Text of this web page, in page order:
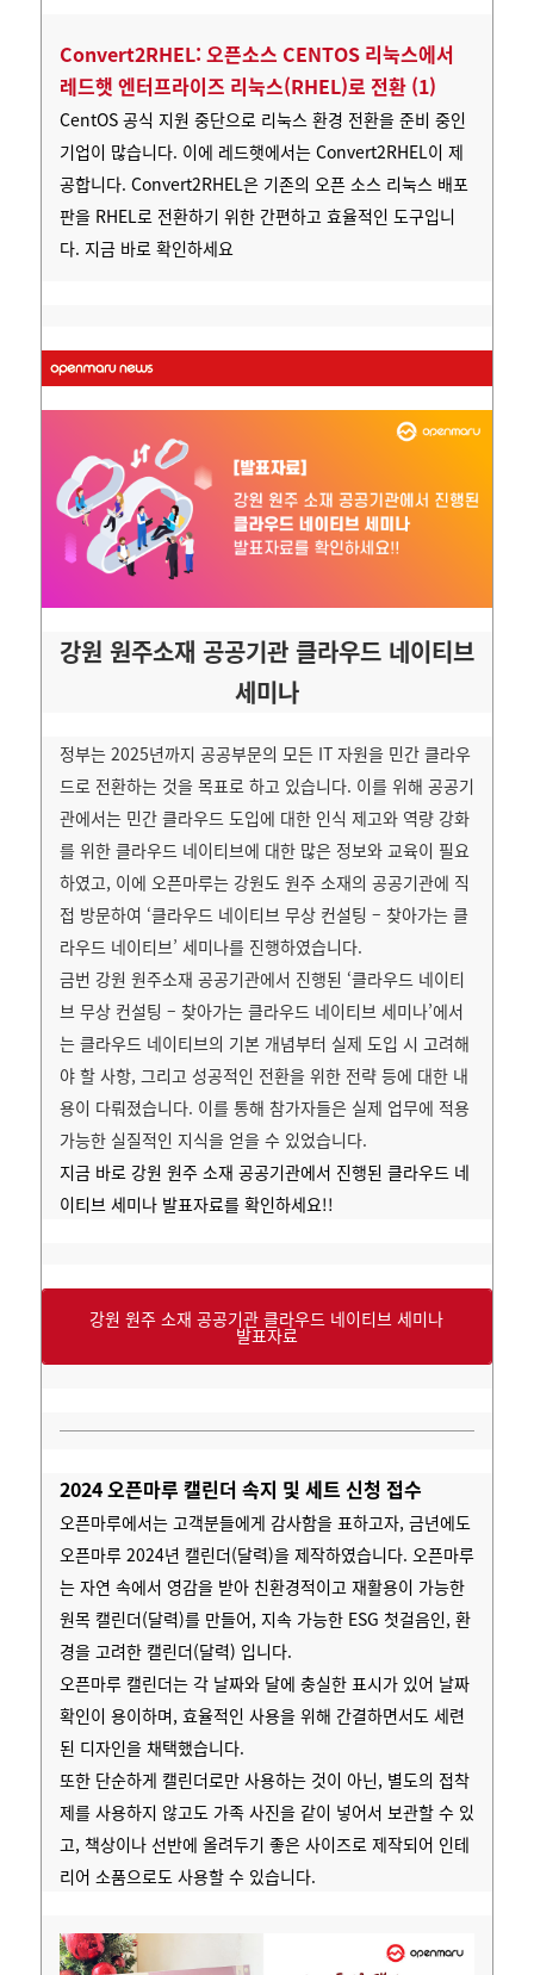
Convert2RHEL: 오픈소스 CENTOS 리눅스에서
레드햇 엔터프라이즈 리눅스(RHEL)로 전환 (1)
CentOS 공식 지원 중단으로 리눅스 환경 전환을 준비 중인
기업이 많습니다. 이에 레드햇에서는 Convert2RHEL이 제
공합니다. Convert2RHEL은 기존의 오픈 소스 리눅스 배포
판을 RHEL로 전환하기 위한 간편하고 효율적인 도구입니
다. 지금 바로 확인하세요
강원 원주소재 공공기관 클라우드 네이티브
세미나
정부는 2025년까지 공공부문의 모든 IT 자원을 민간 클라우
드로 전환하는 것을 목표로 하고 있습니다. 이를 위해 공공기
관에서는 민간 클라우드 도입에 대한 인식 제고와 역량 강화
를 위한 클라우드 네이티브에 대한 많은 정보와 교육이 필요
하였고, 이에 오픈마루는 강원도 원주 소재의 공공기관에 직
접 방문하여 ‘클라우드 네이티브 무상 컨설팅 – 찾아가는 클
라우드 네이티브’ 세미나를 진행하였습니다.
금번 강원 원주소재 공공기관에서 진행된 ‘클라우드 네이티
브 무상 컨설팅 – 찾아가는 클라우드 네이티브 세미나’에서
는 클라우드 네이티브의 기본 개념부터 실제 도입 시 고려해
야 할 사항, 그리고 성공적인 전환을 위한 전략 등에 대한 내
용이 다뤄졌습니다. 이를 통해 참가자들은 실제 업무에 적용
가능한 실질적인 지식을 얻을 수 있었습니다.
지금 바로 강원 원주 소재 공공기관에서 진행된 클라우드 네
이티브 세미나 발표자료를 확인하세요!!
강원 원주 소재 공공기관 클라우드 네이티브 세미나
발표자료
2024 오픈마루 캘린더 속지 및 세트 신청 접수
오픈마루에서는 고객분들에게 감사함을 표하고자, 금년에도
오픈마루 2024년 캘린더(달력)을 제작하였습니다. 오픈마루
는 자연 속에서 영감을 받아 친환경적이고 재활용이 가능한
원목 캘린더(달력)를 만들어, 지속 가능한 ESG 첫걸음인, 환
경을 고려한 캘린더(달력) 입니다.
오픈마루 캘린더는 각 날짜와 달에 충실한 표시가 있어 날짜
확인이 용이하며, 효율적인 사용을 위해 간결하면서도 세련
된 디자인을 채택했습니다.
또한 단순하게 캘린더로만 사용하는 것이 아닌, 별도의 접착
제를 사용하지 않고도 가족 사진을 같이 넣어서 보관할 수 있
고, 책상이나 선반에 올려두기 좋은 사이즈로 제작되어 인테
리어 소품으로도 사용할 수 있습니다.